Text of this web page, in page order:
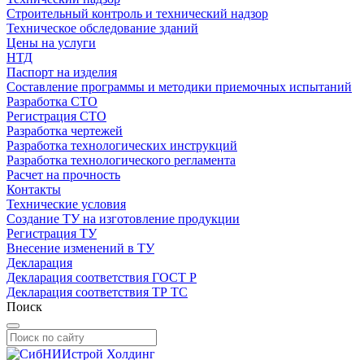
Строительный контроль и технический надзор
Техническое обследование зданий
Цены на услуги
НТД
Паспорт на изделия
Составление программы и методики приемочных испытаний
Разработка СТО
Регистрация СТО
Разработка чертежей
Разработка технологических инструкций
Разработка технологического регламента
Расчет на прочность
Контакты
Технические условия
Создание ТУ на изготовление продукции
Регистрация ТУ
Внесение изменений в ТУ
Декларация
Декларация соответствия ГОСТ Р
Декларация соответствия ТР ТС
Поиск